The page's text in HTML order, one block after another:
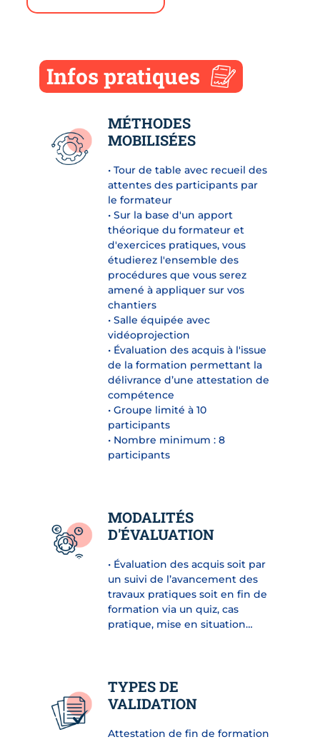
Infos pratiques
MÉTHODES
MOBILISÉES
• Tour de table avec recueil des
attentes des participants par
le formateur
• Sur la base d'un apport
théorique du formateur et
d'exercices pratiques, vous
étudierez l'ensemble des
procédures que vous serez
amené à appliquer sur vos
chantiers
• Salle équipée avec
vidéoprojection
• Évaluation des acquis à l'issue
de la formation permettant la
délivrance d’une attestation de
compétence
• Groupe limité à 10
participants
• Nombre minimum : 8
participants
MODALITÉS
D'ÉVALUATION
• Évaluation des acquis soit par
un suivi de l’avancement des
travaux pratiques soit en fin de
formation via un quiz, cas
pratique, mise en situation…
TYPES DE
VALIDATION
Attestation de fin de formation